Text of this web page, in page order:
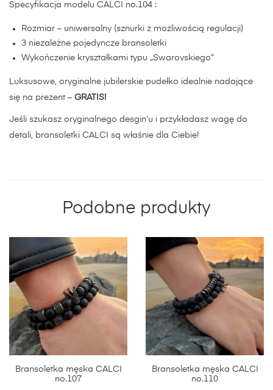
Specyfikacja modelu CALCI no.104 :
Rozmiar – uniwersalny (sznurki z możliwością regulacji)
3 niezależne pojedyncze bransoletki
Wykończenie kryształkami typu „Swarovskiego”
Luksusowe, oryginalne jubilerskie pudełko idealnie nadające
się na prezent – GRATIS!
Jeśli szukasz oryginalnego desgin’u i przykładasz wagę do
detali, bransoletki CALCI są właśnie dla Ciebie!
Podobne produkty
Bransoletka męska CALCI
no.107
Bransoletka męska CALCI
no.110